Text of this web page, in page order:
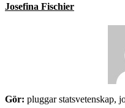
Josefina Fischier
Gör: pluggar statsvetenskap,